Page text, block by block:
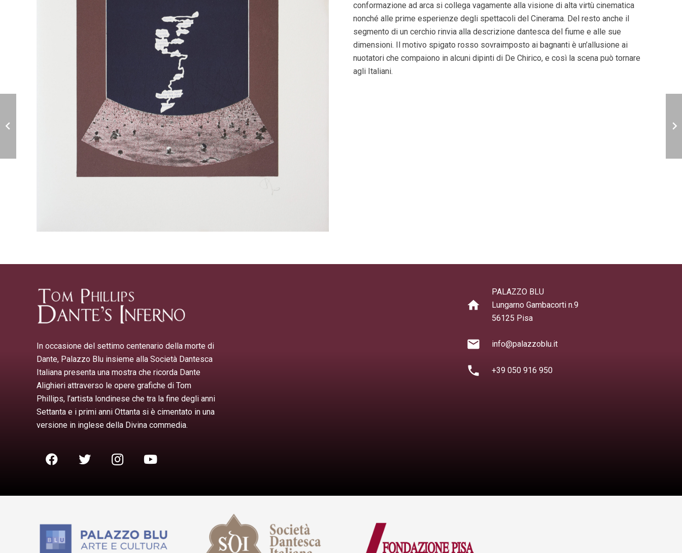
conformazione ad arca si collega vagamente alla visione di alta virtù cinematica
nonché alle prime esperienze degli spettacoli del Cinerama. Del resto anche il
segmento di un cerchio rinvia alla descrizione dantesca del fiume e alle sue
dimensioni. Il motivo spigato rosso sovraimposto ai bagnanti è un’allusione ai
nuotatori che compaiono in alcuni dipinti di De Chirico, e così la scena può tornare
agli Italiani.
In occasione del settimo centenario della morte di
Dante, Palazzo Blu insieme alla Società Dantesca
Italiana presenta una mostra che ricorda Dante
Alighieri attraverso le opere grafiche di Tom
Phillips, l’artista londinese che tra la fine degli anni
Settanta e i primi anni Ottanta si è cimentato in una
versione in inglese della Divina commedia.
home
PALAZZO BLU
Lungarno Gambacorti n.9
56125 Pisa
mail info@palazzoblu.it
phone +39 050 916 950